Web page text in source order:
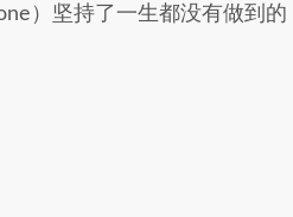
）坚持了一生都没有做到的